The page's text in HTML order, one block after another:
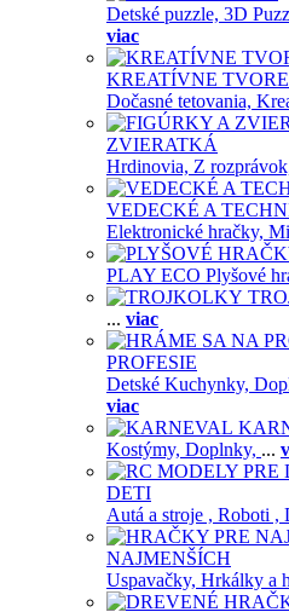
Detské puzzle, 3D
viac
KREATÍVNE
Dočasné tetovania,
ZVIERATKÁ
Hrdinovia, Z
VEDECKÉ A
Elektronické hračky,
PLAY ECO Plyšové
... viac
PROFESIE
Detské Kuchynky,
viac
Kostýmy, Doplnky, ...
DETI
Autá a stroje , Roboti ,
NAJMENŠÍCH
Uspavačky, Hrkálky a